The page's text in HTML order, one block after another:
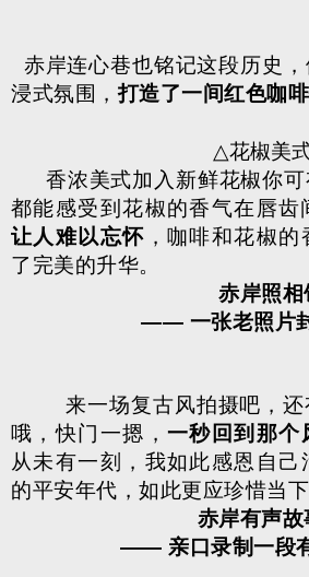
赤岸连心巷也铭记这段历史
浸式氛围，打造了一间红色咖
△花椒美
香浓美式加入新鲜花椒你
都能感受到花椒的香气在唇齿
让人难以忘怀 ，咖啡和花椒
了完美的升华。
赤岸照相
—— 一张老照片
来一场复古风拍摄吧，
哦，快门一摁， 一秒回到那个
从未有一刻，我如此感恩自己
的平安年代，如此更应珍惜当下
赤岸有声故
—— 亲口录制一段